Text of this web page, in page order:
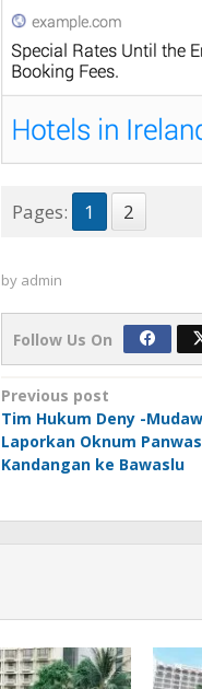
Pages: 1 2
by admin
Follow Us On
Post
navigation
Previous post
Tim Hukum Deny -
Laporkan Oknum
Kandangan ke Bawaslu